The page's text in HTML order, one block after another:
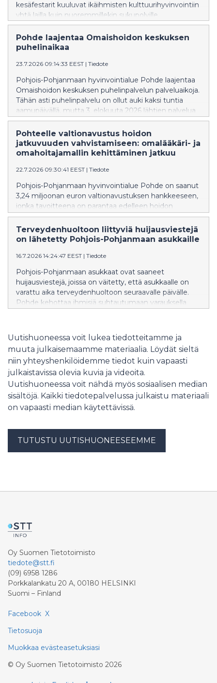
kesäfestarit kuuluvat ikäihmisten kulttuurihyvinvointiin
yhtä lailla kuin nuoremmillekin sukupolville.
Pohde laajentaa Omaishoidon keskuksen
puhelinaikaa
23.7.2026 09:14:33 EEST | Tiedote
Pohjois-Pohjanmaan hyvinvointialue Pohde laajentaa
Omaishoidon keskuksen puhelinpalvelun palveluaikoja.
Tähän asti puhelinpalvelu on ollut auki kaksi tuntia
aamupäivällä, mutta 3. elokuuta 2026 lähtien palvelua
saa myös kello 12–14.
Pohteelle valtionavustus hoidon
jatkuvuuden vahvistamiseen: omalääkäri- ja
omahoitajamallin kehittäminen jatkuu
22.7.2026 09:30:41 EEST | Tiedote
Pohjois-Pohjanmaan hyvinvointialue Pohde on saanut
3,24 miljoonan euron valtionavustuksen hankkeeseen,
jonka tavoitteena on parantaa edelleen hoidon
jatkuvuutta ja sujuvoittaa perusterveydenhuollon
palveluja.
Terveydenhuoltoon liittyviä huijausviestejä
on lähetetty Pohjois-Pohjanmaan asukkaille
16.7.2026 14:24:47 EEST | Tiedote
Pohjois-Pohjanmaan asukkaat ovat saaneet
huijausviestejä, joissa on väitetty, että asukkaalle on
varattu aika terveydenhuoltoon seuraavalle päivälle.
Pohde kehottaa ihmisiä suhtautumaan varauksella
Uutishuoneessa voit lukea tiedotteitamme ja
muuta julkaisemaamme materiaalia. Löydät sieltä
niin yhteyshenkilöidemme tiedot kuin vapaasti
julkaistavissa olevia kuvia ja videoita.
Uutishuoneessa voit nähdä myös sosiaalisen median
sisältöjä. Kaikki tiedotepalvelussa julkaistu materiaali
on vapaasti median käytettävissä.
TUTUSTU UUTISHUONEESEEMME
Oy Suomen Tietotoimisto
tiedote@stt.fi
(09) 6958 1286
Porkkalankatu 20 A, 00180 HELSINKI
Suomi – Finland
Facebook X
Tietosuoja
Muokkaa evästeasetuksiasi
© Oy Suomen Tietotoimisto 2026